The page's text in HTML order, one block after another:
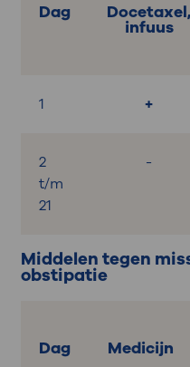
Dag Docetaxel,
infuus
1 +
2
t/m
21
-
Middelen tegen
obstipatie
Dag Medicijn